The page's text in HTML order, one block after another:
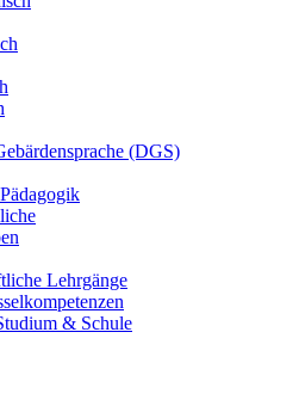
(DGS)
Lehrgänge
& Schule